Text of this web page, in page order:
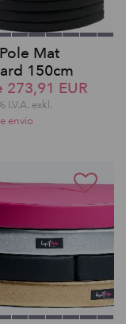
Mat
150cm
273,91 EUR
I.V.A. exkl.
envio